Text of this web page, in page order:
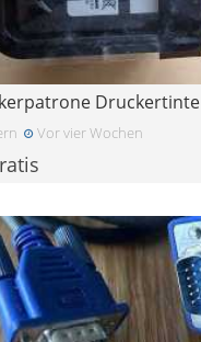
Druckertinte
Vor vier Wochen